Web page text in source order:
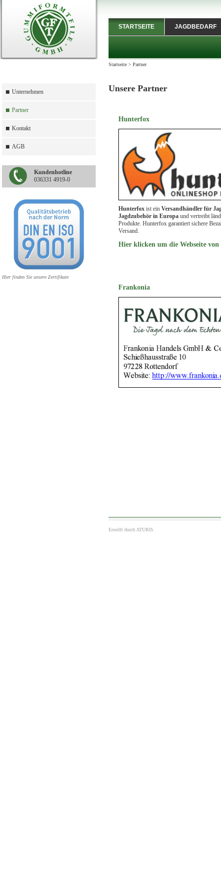
Unternehmen
Partner
Kontakt
AGB
Kundenhotline
036331 4919-0
Hier finden Sie unsere Zertifikate
STARTSEITE JAGDBEDARF
Startseite > Partner
Unsere Partner
Hunterfox
Hunterfox ist ein Versandhändler für
Jagdzubehör in Europa und vertreibt
Produkte. Hunterfox garantiert sichere
Versand.
Hier klicken um die Webseite
Frankonia
Erstellt durch ATURIS.